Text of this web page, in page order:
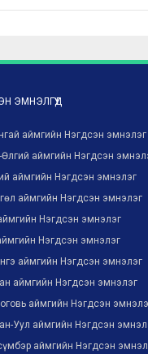
ЭМНЭЛГҮҮД
аймгийн Нэгдсэн эмнэлэг
Өлгий аймгийн Нэгдсэн
аймгийн Нэгдсэн эмнэлэг
аймгийн Нэгдсэн эмнэлэг
Нэгдсэн эмнэлэг
Нэгдсэн эмнэлэг
аймгийн Нэгдсэн эмнэлэг
аймгийн Нэгдсэн эмнэлэг
аймгийн Нэгдсэн
Уул аймгийн Нэгдсэн
аймгийн Нэгдсэн